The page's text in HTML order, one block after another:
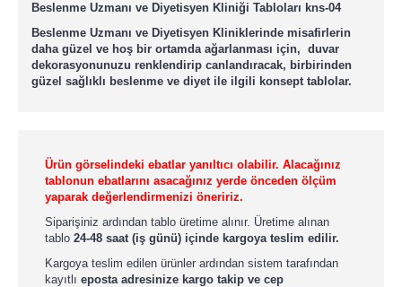
Beslenme Uzmanı ve Diyetisyen Kliniği Tabloları kns-04
Beslenme Uzmanı ve Diyetisyen Kliniklerinde misafirlerin
daha güzel ve hoş bir ortamda ağarlanması için, duvar
dekorasyonunuzu renklendirip canlandıracak, birbirinden
güzel sağlıklı beslenme ve diyet ile ilgili konsept tablolar.
Ürün görselindeki ebatlar yanıltıcı olabilir. Alacağınız
tablonun ebatlarını asacağınız yerde önceden ölçüm
yaparak değerlendirmenizi öneririz.
Siparişiniz ardından tablo üretime alınır. Üretime alınan
tablo 24-48 saat (iş günü) içinde kargoya teslim edilir.
Kargoya teslim edilen ürünler ardından sistem tarafından
kayıtlı eposta adresinize kargo takip ve cep